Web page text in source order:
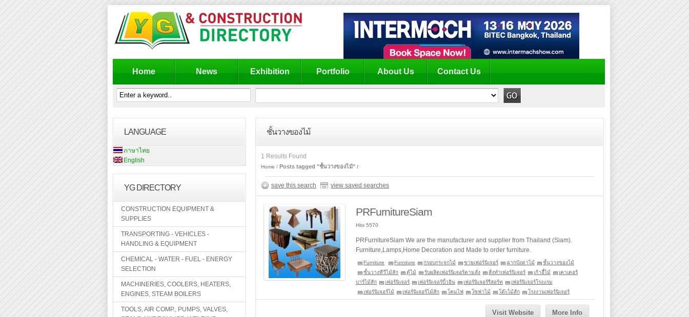
Home News Exhibition Portfolio About Us Contact Us
LANGUAGE
ภาษาไทย
English
YG DIRECTORY
CONSTRUCTION EQUIPMENT &
SUPPLIES
TRANSPORTING - VEHICLES -
HANDLING & EQUIPMENT
CHEMICAL - WATER - FUEL - ENERGY
SELECTION
MACHINERIES, COOLERS, HEATERS,
ENGINES, STEAM BOILERS
TOOLS, AIR COMP., PUMPS, VALVES,
ชั้นวางของไม้
1 Results Found
Home Posts tagged "ชั้นวางของไม้"
save this search view saved searches
PRFurnitureSiam
Hits 5570
PRFurnitureSiam We are the manufacturer and supplier from Thailand (Siam).
Furniture,Lamps,Home Decoration and Made to order furniture.
Furniture Furniture กรอบกระจกไม้ ขายเฟอร์นิเจอร์ ฉากบังตาไม้
ชั้นวางของไม้
ชั้นวางทีวีไม้สัก
ตู้ไม้ รับผลิตเฟอร์นิเจอร์ตามสั่ง สั่งทำเฟอร์นิเจอร์ เก้าอี้ไม้
เคาเตอร์
บาร์ไม้สัก
เฟอร์นิเจอร์ เฟอร์นิเจอร์บิ้วอิน เฟอร์นิเจอร์รีสอร์ท
เฟอร์นิเจอร์โรงแรม
เฟอร์นิเจอร์ไม้
เฟอร์นิเจอร์ไม้สัก โคมไฟ โซฟาไม้ โต๊ะไม้สัก โรงงานเฟอร์นิเจอร์
More Info
Visit Website